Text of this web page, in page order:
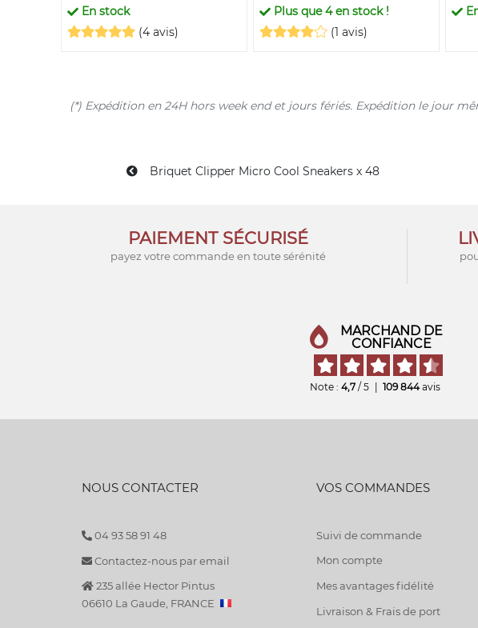
En stock
(4 avis)
Plus que4en stock !
(1 avis)
(*) Expédition en 24H hors week end et jours fériés. Expédition le jour
Briquet Clipper Micro Cool Sneakers x 48
PAIEMENT SÉCURISÉ
payez votre commande en toute sérénité
MARCHAND DE
CONFIANCE
Note : 4,7 / 5 109 844avis
NOUS CONTACTER
04 93 58 91 48
Contactez-nous par email
235 allée Hector Pintus
06610 La Gaude, FRANCE
VOS COMMANDES
Suivi de commande
Mon compte
Mes avantages fidélité
Livraison & Frais de port